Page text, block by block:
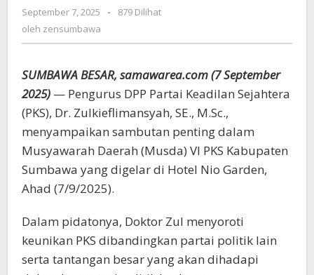
Sumbawa
Senayan
September 7, 2025
oleh
-
879 Dilihat
oleh zensumbawa
SUMBAWA BESAR, samawarea.com (7 September
2025) — Pengurus DPP Partai Keadilan Sejahtera
(PKS), Dr. Zulkieflimansyah, SE., M.Sc.,
menyampaikan sambutan penting dalam
Musyawarah Daerah (Musda) VI PKS Kabupaten
Sumbawa yang digelar di Hotel Nio Garden,
Ahad (7/9/2025).
Dalam pidatonya, Doktor Zul menyoroti
keunikan PKS dibandingkan partai politik lain
serta tantangan besar yang akan dihadapi